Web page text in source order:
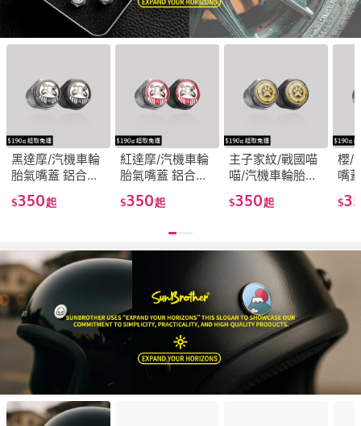
黑達摩/汽機車輪
胎氣嘴蓋 鋁合金
氣嘴頭 輪胎風嘴
汽嘴蓋 汽嘴帽
$350起
紅達摩/汽機車輪
胎氣嘴蓋 鋁合金
氣嘴頭 輪胎風嘴
汽嘴蓋 汽嘴帽
$350起
主子家紋/戰國喵
喵/汽機車輪胎氣
嘴蓋 鋁合金 氣嘴
頭 輪胎風嘴 汽嘴
兄弟
$350起
櫻/
嘴
頭
蓋
$